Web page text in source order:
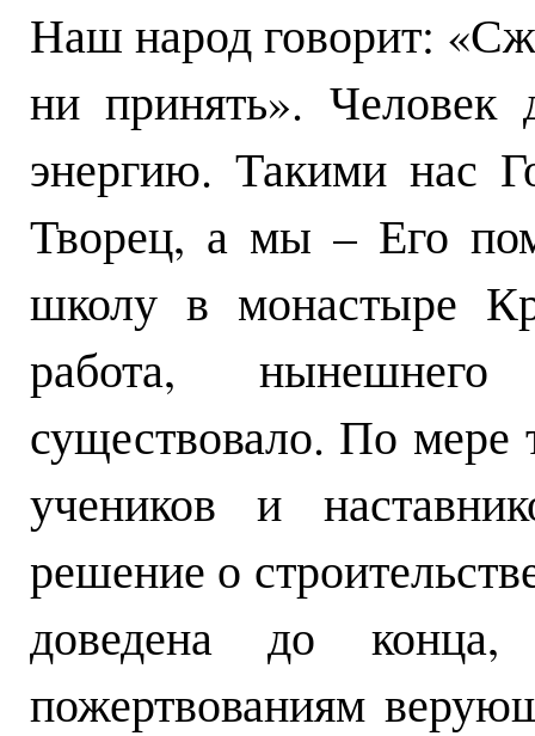
Наш народ говорит:
ни принять». Человек
энергию. Такими нас
Творец, а мы – Его
школу в монастыре
работа,
существовало. По мере
учеников и
решение о
доведена до
пожертвованиям